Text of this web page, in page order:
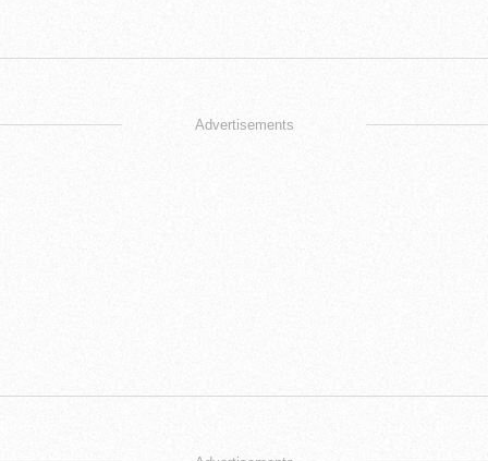
Advertisements